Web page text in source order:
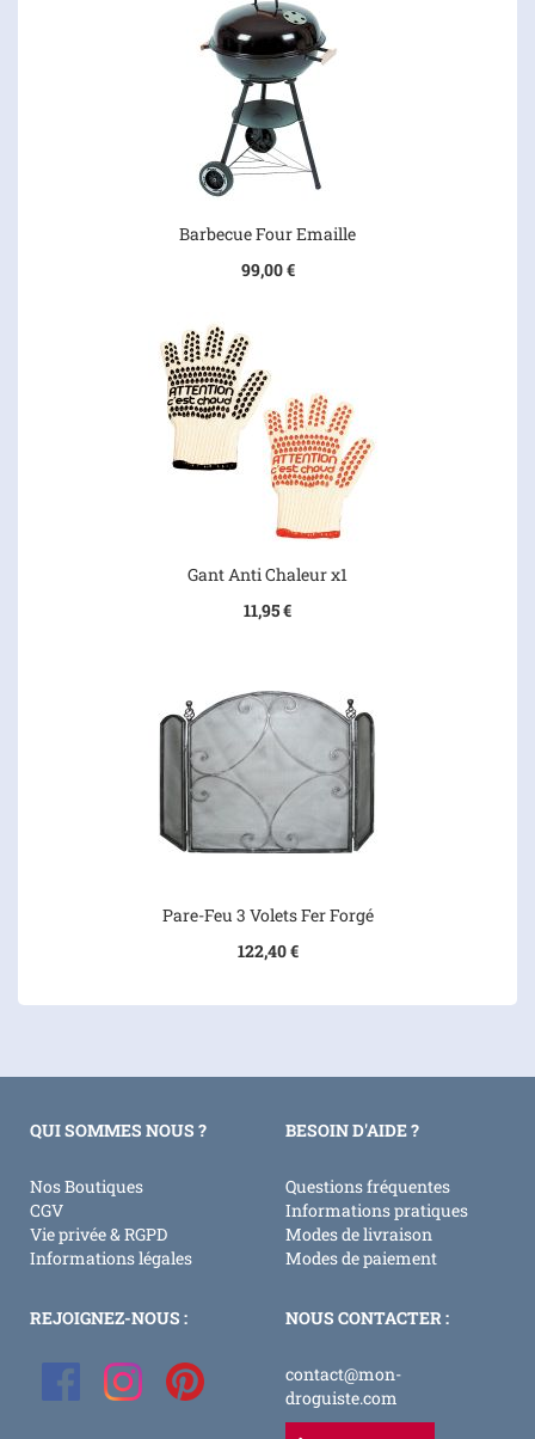
Barbecue Four Emaille
99,00 €
Gant Anti Chaleur x1
11,95 €
Pare-Feu 3 Volets Fer Forgé
122,40 €
QUI SOMMES NOUS ?
Nos Boutiques
CGV
Vie privée & RGPD
Informations légales
BESOIN D'AIDE ?
Questions fréquentes
Informations pratiques
Modes de livraison
Modes de paiement
REJOIGNEZ-NOUS : NOUS CONTACTER :
contact@mon-
droguiste.com